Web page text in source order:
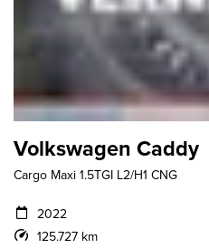
Volkswagen Caddy
Cargo Maxi 1.5TGI L2/H1 CNG
2022
125.727 km